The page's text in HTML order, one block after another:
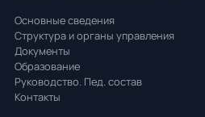
Основные сведения
Структура и органы управления
Документы
Образование
Руководство. Пед. состав
Контакты